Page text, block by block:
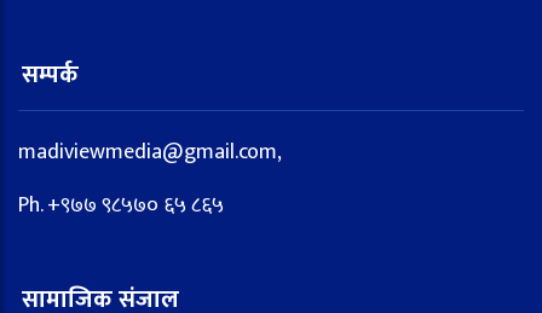
सम्पर्क
madiviewmedia@gmail.com,
Ph. +९७७ ९८५७० ६५ ८६५
सामाजिक संजाल